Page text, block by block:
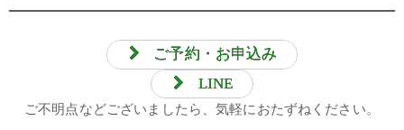
ご予約・お申込み
LINE
ご不明点などございましたら、気軽におたずねください。